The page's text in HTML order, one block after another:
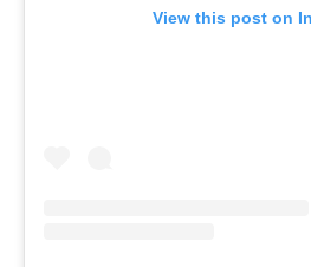
View this post on